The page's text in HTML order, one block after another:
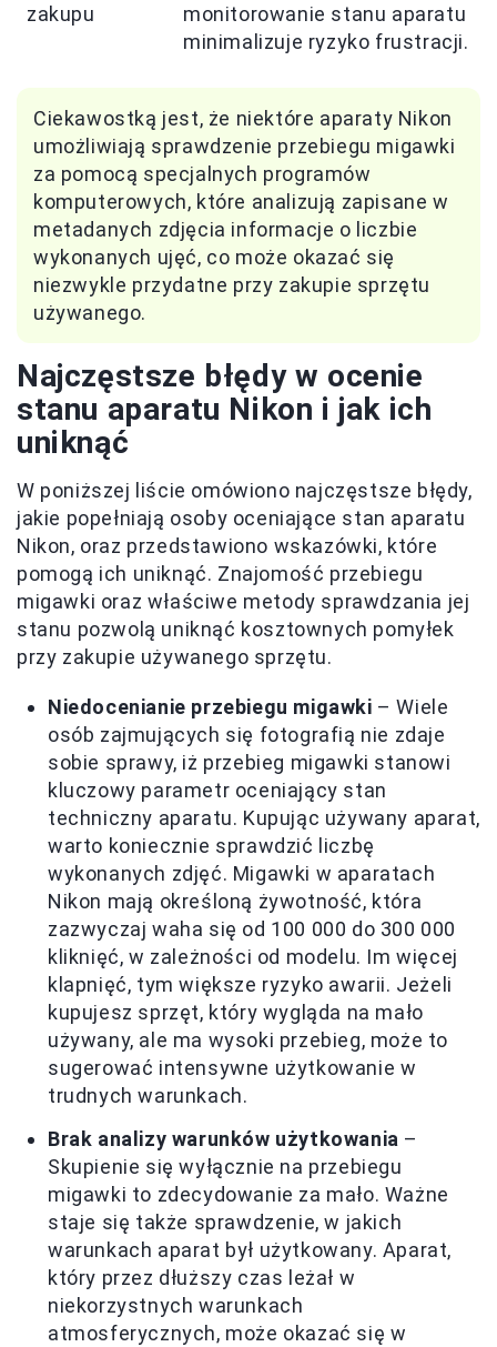
zakupu
monitorowanie stanu aparatu
minimalizuje ryzyko frustracji.
Ciekawostką jest, że niektóre aparaty Nikon
umożliwiają sprawdzenie przebiegu migawki
za pomocą specjalnych programów
komputerowych, które analizują zapisane w
metadanych zdjęcia informacje o liczbie
wykonanych ujęć, co może okazać się
niezwykle przydatne przy zakupie sprzętu
używanego.
Najczęstsze błędy w ocenie
stanu aparatu Nikon i jak ich
uniknąć
W poniższej liście omówiono najczęstsze błędy,
jakie popełniają osoby oceniające stan aparatu
Nikon, oraz przedstawiono wskazówki, które
pomogą ich uniknąć. Znajomość przebiegu
migawki oraz właściwe metody sprawdzania jej
stanu pozwolą uniknąć kosztownych pomyłek
przy zakupie używanego sprzętu.
Niedocenianie przebiegu migawki – Wiele
osób zajmujących się fotografią nie zdaje
sobie sprawy, iż przebieg migawki stanowi
kluczowy parametr oceniający stan
techniczny aparatu. Kupując używany aparat,
warto koniecznie sprawdzić liczbę
wykonanych zdjęć. Migawki w aparatach
Nikon mają określoną żywotność, która
zazwyczaj waha się od 100 000 do 300 000
kliknięć, w zależności od modelu. Im więcej
klapnięć, tym większe ryzyko awarii. Jeżeli
kupujesz sprzęt, który wygląda na mało
używany, ale ma wysoki przebieg, może to
sugerować intensywne użytkowanie w
trudnych warunkach.
Brak analizy warunków użytkowania –
Skupienie się wyłącznie na przebiegu
migawki to zdecydowanie za mało. Ważne
staje się także sprawdzenie, w jakich
warunkach aparat był użytkowany. Aparat,
który przez dłuższy czas leżał w
niekorzystnych warunkach
atmosferycznych, może okazać się w